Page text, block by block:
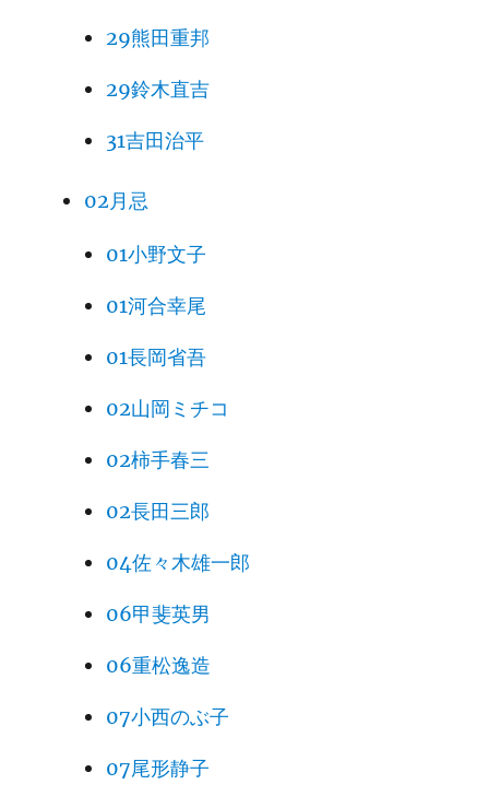
29熊田重邦
29鈴木直吉
31吉田治平
02月忌
01小野文子
01河合幸尾
01長岡省吾
02山岡ミチコ
02柿手春三
02長田三郎
04佐々木雄一郎
06甲斐英男
06重松逸造
07小西のぶ子
07尾形静子